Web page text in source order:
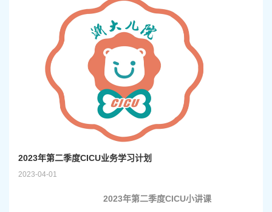
2023-04-01
2023年第二季度CICU业务学习计划
2023年第二季度CICU小讲课